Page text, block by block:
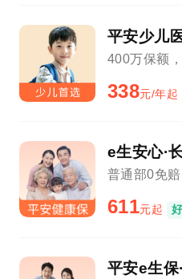
平安少儿
338元/年起
e生安心·
普通部0免
611元起
平安e生